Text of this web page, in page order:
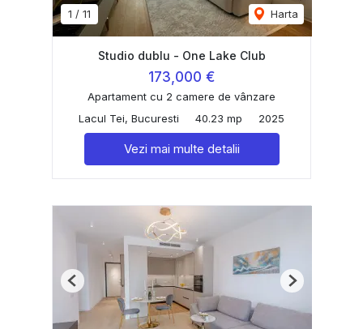
1 / 11 Harta
Studio dublu - One Lake Club
173,000 €
Apartament cu 2 camere de vânzare
Lacul Tei, Bucuresti
40.23 mp 2025
Vezi mai multe detalii
Previous Next